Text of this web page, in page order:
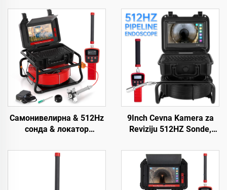
Самонивелирна & 512Hz
сонда & локатор
10,1 инча тачни екран
камера за цеви 16GB
9Inch Cevna Kamera za
Reviziju 512HZ Sonde,
Automatskim
Niveliranjem, 23 mm Glava
za Reviziju Cevi sa
Lokatorom